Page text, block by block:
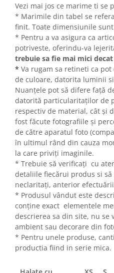
Vezi mai jos ce marime ti se
* Marimile din tabel se
finit. Toate dimensiunile
* Pentru a va asigura ca
potriveste, oferindu-va
trebuie sa fie mai mici
* Va rugam sa retineti ca
de culoare, datorita luminii
Nuanțele pot să difere față
datorită particularitaților de
respectiv de material, cât și
fost făcute fotografiile și
de către aparatul foto
în ultimul rând din cauza
la care priviți imaginile.
* Trebuie să verificați cu
detaliile fiecărui produs si
neclaritați, anterior
* Produsul vândut este
conține exact elementele
descrierea sa din site, nu se
ambient sau decorare din
* Pentru unele produse,
productia fiind in serie mica.